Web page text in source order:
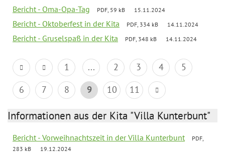
Bericht - Oma-Opa-Tag PDF, 59 kB 15.11.2024
Bericht - Oktoberfest in der Kita PDF, 334 kB 14.11.2024
Bericht - Gruselspaß in der Kita PDF, 348 kB 14.11.2024
1 ... 2 3 4
5
6
7 8 9 10 11
Informationen aus der Kita "Villa Kunterbunt"
Bericht - Vorweihnachtszeit in der Villa Kunterbunt
PDF,
283 kB
19.12.2024